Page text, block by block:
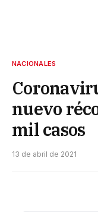
NACIONALES
nuevo
mil casos
13 de abril de 2021